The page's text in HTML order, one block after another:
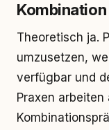
Theoretisch ja.
umzusetzen,
verfügbar und
Praxen